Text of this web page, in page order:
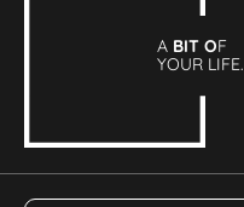
A BIT OF
YOUR LIFE.